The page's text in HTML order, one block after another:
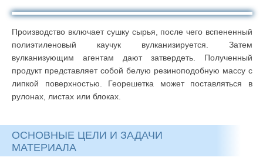
Производство включает сушку сырья, после чего вспененный
полиэтиленовый каучук вулканизируется. Затем
вулканизующим агентам дают затвердеть. Полученный
продукт представляет собой белую резиноподобную массу с
липкой поверхностью. Георешетка может поставляться в
рулонах, листах или блоках.
ОСНОВНЫЕ ЦЕЛИ И ЗАДАЧИ
МАТЕРИАЛА